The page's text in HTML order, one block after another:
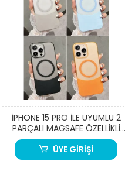
İPHONE 15 PRO İLE UYUMLU 2
PARÇALI MAGSAFE ÖZELLİKLİ
SOFT RENKLİ KONTRAST TELEFON
KILIFI
ÜYE GİRİŞİ